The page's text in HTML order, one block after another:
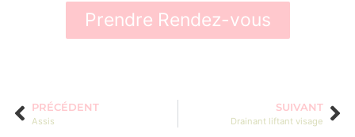
Prendre Rendez-vous
PRÉCÉDENT
Assis
SUIVANT
Drainant liftant visage